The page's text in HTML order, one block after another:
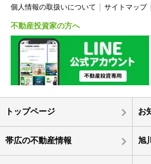
個人情報の取扱いについて
サイトマップ
不動産投資家の方へ
トップページ お
帯広の不動産情報 旭